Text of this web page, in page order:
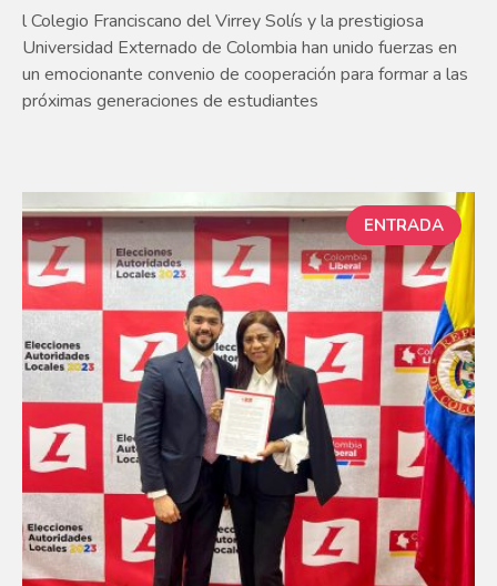
l Colegio Franciscano del Virrey Solís y la prestigiosa
Universidad Externado de Colombia han unido fuerzas en
un emocionante convenio de cooperación para formar a las
próximas generaciones de estudiantes
ENTRADA